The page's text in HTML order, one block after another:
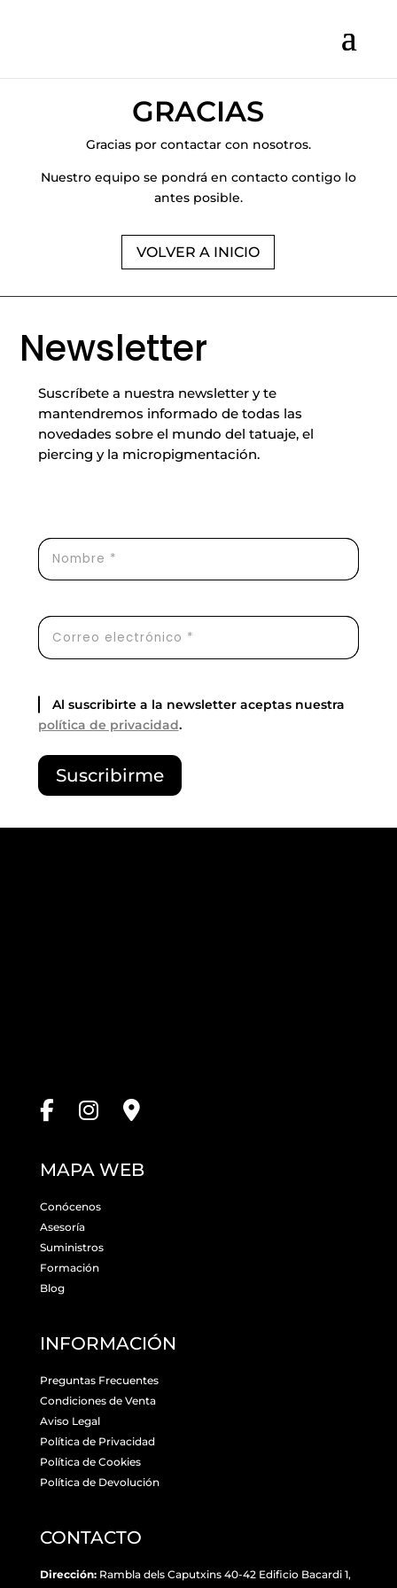
GRACIAS
Gracias por contactar con nosotros.
Nuestro equipo se pondrá en contacto contigo lo
antes posible.
VOLVER A INICIO
Newsletter
Suscríbete a nuestra newsletter y te
mantendremos informado de todas las
novedades sobre el mundo del tatuaje, el
piercing y la micropigmentación.
Al suscribirte a la newsletter aceptas nuestra
política de privacidad.
Por
favor,
este
Suscribirme
MAPA WEB
Conócenos
Asesoría
Suministros
Formación
Blog
INFORMACIÓN
Preguntas Frecuentes
Condiciones de Venta
Aviso Legal
Política de Privacidad
Política de Cookies
Política de Devolución
CONTACTO
Dirección:Rambla dels Caputxins 40-42 Edificio Bacardi 1,